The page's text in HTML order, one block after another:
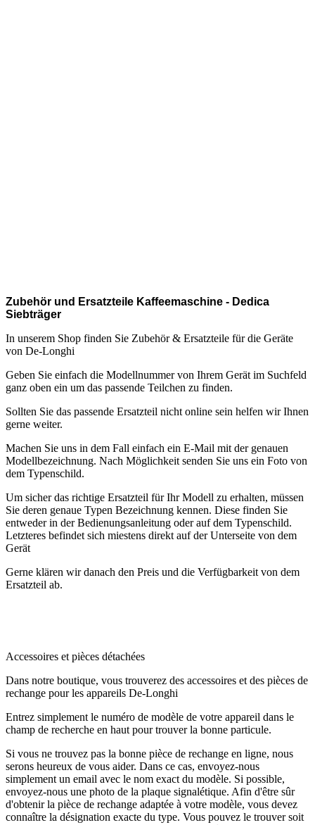
Zubehör und Ersatzteile Kaffeemaschine - Dedica
Siebträger
In unserem Shop finden Sie Zubehör & Ersatzteile für die Geräte
von De-Longhi
Geben Sie einfach die Modellnummer von Ihrem Gerät im Suchfeld
ganz oben ein um das passende Teilchen zu finden.
Sollten Sie das passende Ersatzteil nicht online sein helfen wir Ihnen
gerne weiter.
Machen Sie uns in dem Fall einfach ein E-Mail mit der genauen
Modellbezeichnung. Nach Möglichkeit senden Sie uns ein Foto von
dem Typenschild.
Um sicher das richtige Ersatzteil für Ihr Modell zu erhalten, müssen
Sie deren genaue Typen Bezeichnung kennen. Diese finden Sie
entweder in der Bedienungsanleitung oder auf dem Typenschild.
Letzteres befindet sich miestens direkt auf der Unterseite von dem
Gerät
Gerne klären wir danach den Preis und die Verfügbarkeit von dem
Ersatzteil ab.
Accessoires et pièces détachées
Dans notre boutique, vous trouverez des accessoires et des pièces de
rechange pour les appareils De-Longhi
Entrez simplement le numéro de modèle de votre appareil dans le
champ de recherche en haut pour trouver la bonne particule.
Si vous ne trouvez pas la bonne pièce de rechange en ligne, nous
serons heureux de vous aider. Dans ce cas, envoyez-nous
simplement un email avec le nom exact du modèle. Si possible,
envoyez-nous une photo de la plaque signalétique. Afin d'être sûr
d'obtenir la pièce de rechange adaptée à votre modèle, vous devez
connaître la désignation exacte du type. Vous pouvez le trouver soit